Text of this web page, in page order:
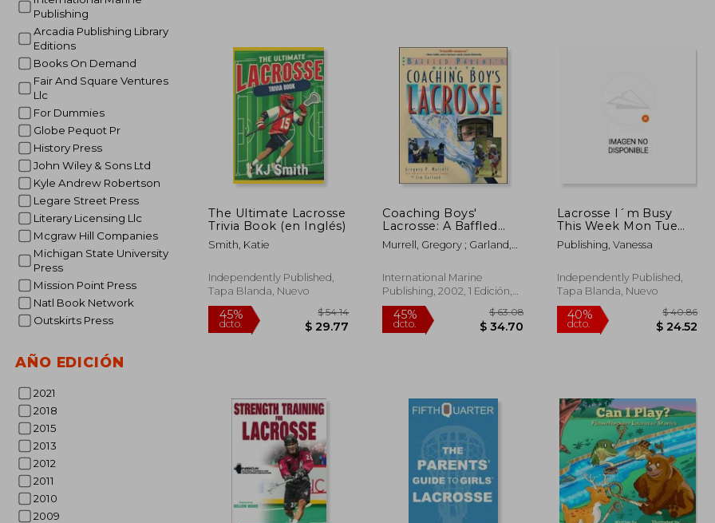
Publishing
Arcadia Publishing Library
Editions
Books On Demand
Fair And Square Ventures
Llc
For Dummies
Globe Pequot Pr
History Press
John Wiley & Sons Ltd
Kyle Andrew Robertson
Legare Street Press
Literary Licensing Llc
Mcgraw Hill Companies
Michigan State University
Press
Mission Point Press
Natl Book Network
Outskirts Press
AÑO EDICIÓN
2021
2018
2015
2013
2012
2011
2010
2009
40%
dcto.
40%
dcto.
The Ultimate Lacrosse
Trivia Book (en Inglés)
Smith, Katie
Independently Published,
Tapa Blanda, Nuevo
45%
dcto.
Coaching Boys'
Lacrosse: A Baffled
Parent's Guide (en
Inglés)
Murrell, Gregory ; Garland,
International Marine
Publishing, 2002, 1 Edición,
Tapa Blanda, Nuevo
45%
dcto.
$ 63.08
$ 34.70
Lacrosse I´m Busy
This Week Mon Tue
Wed Thu Fri It´s A
Lacrosse Thing.
Idea for Lacrosse
Player and
Pages Dot G (en
Inglés)
Publishing, Vanessa
Independently Published,
Tapa Blanda, Nuevo
40%
dcto.